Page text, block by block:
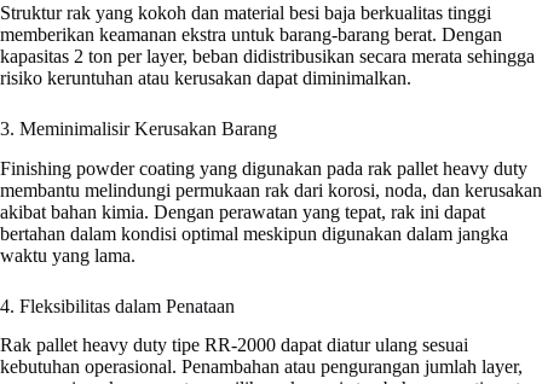
Struktur rak yang kokoh dan material besi baja berkualitas tinggi
memberikan keamanan ekstra untuk barang-barang berat. Dengan
kapasitas 2 ton per layer, beban didistribusikan secara merata sehingga
risiko keruntuhan atau kerusakan dapat diminimalkan.
3. Meminimalisir Kerusakan Barang
Finishing powder coating yang digunakan pada rak pallet heavy duty
membantu melindungi permukaan rak dari korosi, noda, dan kerusakan
akibat bahan kimia. Dengan perawatan yang tepat, rak ini dapat
bertahan dalam kondisi optimal meskipun digunakan dalam jangka
waktu yang lama.
4. Fleksibilitas dalam Penataan
Rak pallet heavy duty tipe RR-2000 dapat diatur ulang sesuai
kebutuhan operasional. Penambahan atau pengurangan jumlah layer,